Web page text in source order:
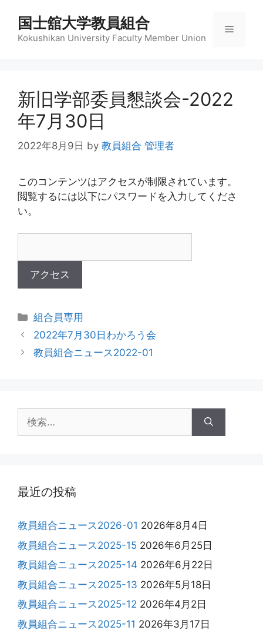
国士舘大学教員組合
Kokushikan University Faculty Member Union
メ
新旧学部委員懇談会-2022
年7月30日
2022年8月9日 by 教員組合 管理者
このコンテンツはアクセスが制限されています。
閲覧するには以下にパスワードを入力してくださ
い。
カ
テ
リ
組合員専用
2022年7月30日わかろう会
教員組合ニュース2022-01
索:
最近の投稿
教員組合ニュース2026-01 2026年8月4日
教員組合ニュース2025-15 2026年6月25日
教員組合ニュース2025-14 2026年6月22日
教員組合ニュース2025-13 2026年5月18日
教員組合ニュース2025-12 2026年4月2日
教員組合ニュース2025-11 2026年3月17日